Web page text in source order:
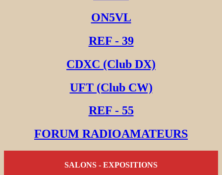
ON5VL
REF - 39
CDXC (Club DX)
UFT (Club CW)
REF - 55
FORUM RADIOAMATEURS
SALONS - EXPOSITIONS